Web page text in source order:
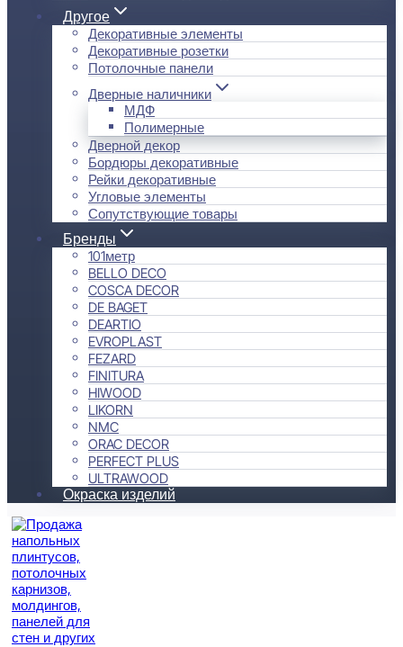
Другое
Декоративные элементы
Декоративные розетки
Потолочные панели
Дверные наличники
МДФ
Полимерные
Дверной декор
Бордюры декоративные
Рейки декоративные
Угловые элементы
Сопутствующие товары
Бренды
101метр
BELLO DECO
COSCA DECOR
DE BAGET
DEARTIO
EVROPLAST
FEZARD
FINITURA
HIWOOD
LIKORN
NMC
ORAC DECOR
PERFECT PLUS
ULTRAWOOD
Окраска изделий